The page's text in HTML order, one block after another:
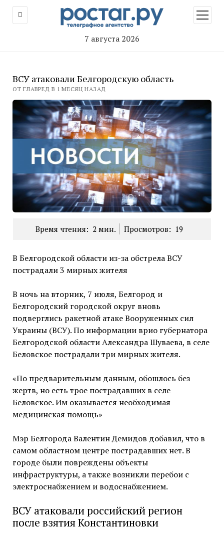
7 августа 2026
меню
ВСУ атаковали Белгородскую область
ОТ ГЛАВРЕД В 1 МЕСЯЦ НАЗАД
Время чтения: 2 мин. Просмотров: 19
В Белгородской области из-за обстрела ВСУ
пострадали 3 мирных жителя
В ночь на вторник, 7 июля, Белгород и
Белгородский городской округ вновь
подверглись ракетной атаке Вооруженных сил
Украины (ВСУ). По информации врио губернатора
Белгородской области Александра Шуваева, в селе
Беловское пострадали три мирных жителя.
«По предварительным данным, обошлось без
жертв, но есть трое пострадавших в селе
Беловское. Им оказывается необходимая
медицинская помощь»
Мэр Белгорода Валентин Демидов добавил, что в
самом областном центре пострадавших нет. В
городе были повреждены объекты
инфраструктуры, а также возникли перебои с
электроснабжением и водоснабжением.
ВСУ атаковали российский регион
после взятия Константиновки